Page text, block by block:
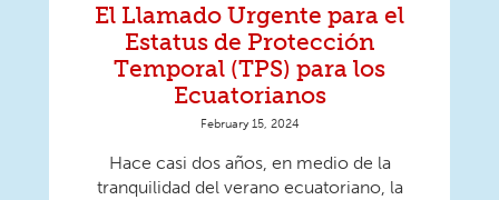
El Llamado Urgente para el
Estatus de Protección
Temporal (TPS) para los
Ecuatorianos
February 15, 2024
Hace casi dos años, en medio de la
tranquilidad del verano ecuatoriano, la